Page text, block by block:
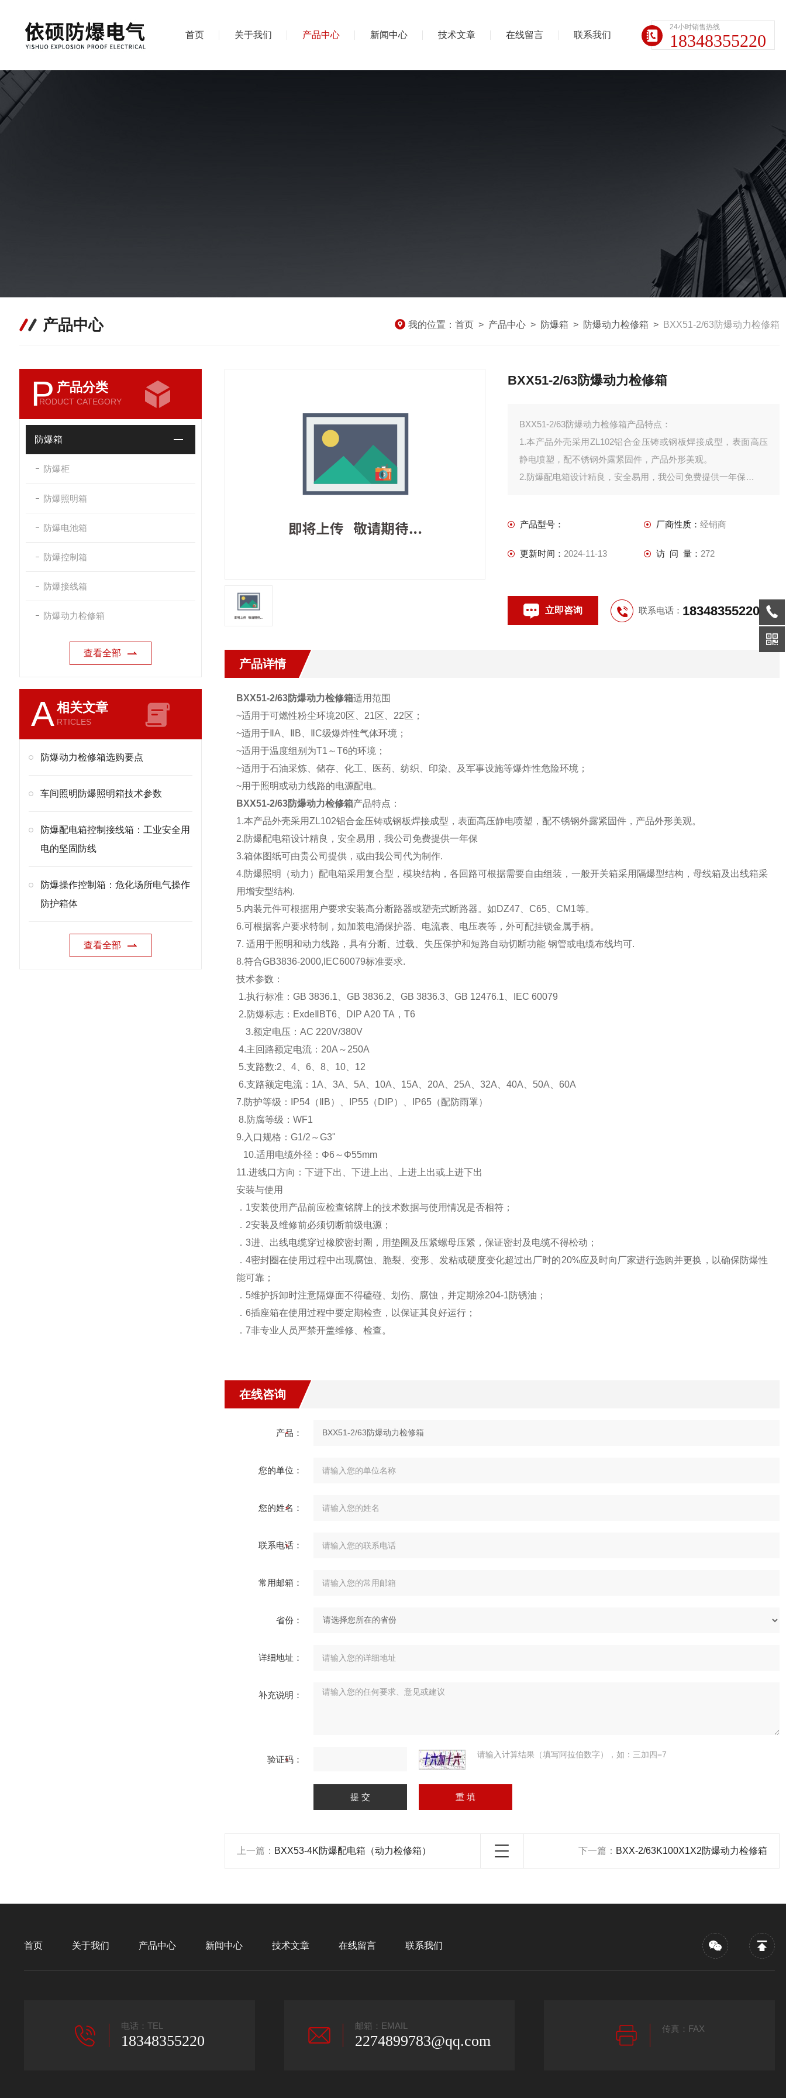
首页 关于我们 产品中心 新闻中心 技术文章 在线留言 联系我们
24小时销售热线
18348355220
产品中心 我的位置： 首页 > 产品中心 > 防爆箱 > 防爆动力检修箱 > BXX51-2/63防爆动力检修箱
P 产品分类
RODUCT CATEGORY
防爆箱
防爆柜
防爆照明箱
防爆电池箱
防爆控制箱
防爆接线箱
防爆动力检修箱
查看全部
A相关文章
RTICLES
防爆动力检修箱选购要点
车间照明防爆照明箱技术参数
防爆配电箱控制接线箱：工业安全用
电的坚固防线
防爆操作控制箱：危化场所电气操作
防护箱体
查看全部
BXX51-2/63防爆动力检修箱
BXX51-2/63防爆动力检修箱产品特点：
1.本产品外壳采用ZL102铝合金压铸或钢板焊接成型，表面高压
静电喷塑，配不锈钢外露紧固件，产品外形美观。
2.防爆配电箱设计精良，安全易用，我公司免费提供一年保
据需要自由组装，一般开关箱采用隔爆型结构，母线箱及出线箱
采用增安型结构.
产品型号： 厂商性质： 经销商
更新时间： 2024-11-13 访 问 量： 272
立即咨询 联系电话： 18348355220
产品详情
BXX51-2/63防爆动力检修箱适用范围
~适用于可燃性粉尘环境20区、21区、22区；
~适用于ⅡA、ⅡB、ⅡC级爆炸性气体环境；
~适用于温度组别为T1～T6的环境；
~适用于石油采炼、储存、化工、医药、纺织、印染、及军事设施等爆炸性危险环境；
~用于照明或动力线路的电源配电。
BXX51-2/63防爆动力检修箱产品特点：
1.本产品外壳采用ZL102铝合金压铸或钢板焊接成型，表面高压静电喷塑，配不锈钢外露紧固件，产品外形美观。
2.防爆配电箱设计精良，安全易用，我公司免费提供一年保
3.箱体图纸可由贵公司提供，或由我公司代为制作.
4.防爆照明（动力）配电箱采用复合型，模块结构，各回路可根据需要自由组装，一般开关箱采用隔爆型结构，母线箱及出线箱采
用增安型结构.
5.内装元件可根据用户要求安装高分断路器或塑壳式断路器。如DZ47、C65、CM1等。
6.可根据客户要求特制，如加装电涌保护器、电流表、电压表等，外可配挂锁金属手柄。
7. 适用于照明和动力线路，具有分断、过载、失压保护和短路自动切断功能 钢管或电缆布线均可.
8.符合GB3836-2000,IEC60079标准要求.
技术参数：
1.执行标准：GB 3836.1、GB 3836.2、GB 3836.3、GB 12476.1、IEC 60079
2.防爆标志：ExdeⅡBT6、DIP A20 TA，T6
3.额定电压：AC 220V/380V
4.主回路额定电流：20A～250A
5.支路数:2、4、6、8、10、12
6.支路额定电流：1A、3A、5A、10A、15A、20A、25A、32A、40A、50A、60A
7.防护等级：IP54（ⅡB）、IP55（DIP）、IP65（配防雨罩）
8.防腐等级：WF1
9.入口规格：G1/2～G3"
10.适用电缆外径：Φ6～Φ55mm
11.进线口方向：下进下出、下进上出、上进上出或上进下出
安装与使用
．1安装使用产品前应检查铭牌上的技术数据与使用情况是否相符；
．2安装及维修前必须切断前级电源；
．3进、出线电缆穿过橡胶密封圈，用垫圈及压紧螺母压紧，保证密封及电缆不得松动；
．4密封圈在使用过程中出现腐蚀、脆裂、变形、发粘或硬度变化超过出厂时的20%应及时向厂家进行选购并更换，以确保防爆性
能可靠；
．5维护拆卸时注意隔爆面不得磕碰、划伤、腐蚀，并定期涂204-1防锈油；
．6插座箱在使用过程中要定期检查，以保证其良好运行；
．7非专业人员严禁开盖维修、检查。
在线咨询
产品：
您的单位：
您的姓名：
联系电话：
常用邮箱：
省份：
详细地址：
补充说明：
验证码： 请输入计算结果（填写阿拉伯数字），如：三加四=7
上一篇： BXX53-4K防爆配电箱（动力检修箱） 下一篇： BXX-2/63K100X1X2防爆动力检修箱
首页 关于我们 产品中心 新闻中心 技术文章 在线留言 联系我们
电话：TEL
18348355220
邮箱：EMAIL
2274899783@qq.com
传真：FAX